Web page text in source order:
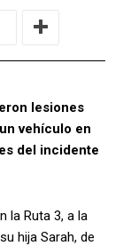
lesiones
vehículo en
del incidente
la Ruta 3, a la
hija Sarah, de